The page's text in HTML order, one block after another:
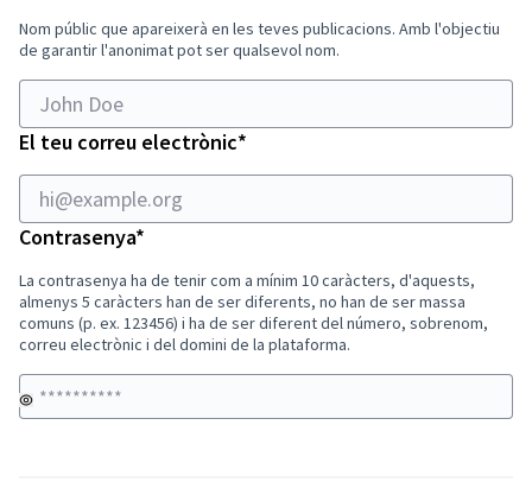
ignora
aquest
camp
Nom públic que apareixerà en les teves publicacions. Amb l'objectiu
de garantir l'anonimat pot ser qualsevol nom.
El teu correu electrònic*
Contrasenya*
La contrasenya ha de tenir com a mínim 10 caràcters, d'aquests,
almenys 5 caràcters han de ser diferents, no han de ser massa
comuns (p. ex. 123456) i ha de ser diferent del número, sobrenom,
correu electrònic i del domini de la plataforma.